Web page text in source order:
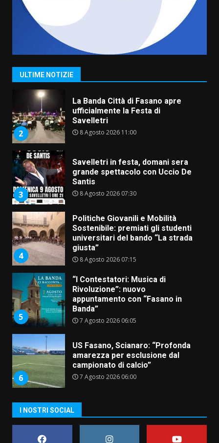
ULTIME NOTIZIE
6 Agosto 2026 18:13
1
Serie D, l’Us Fasano non molla e
conferma di voler ricorrere per
2
La Banda Città di Fasano apre
ufficialmente la Festa di
Savelletri
8 Agosto 2026 11:00
3
Savelletri in festa, domani sera
grande spettacolo con Uccio De
Santis
8 Agosto 2026 07:30
4
Politiche Giovanili e Mobilità
Sostenibile: premiati gli studenti
universitari del bando “La strada
giusta”
8 Agosto 2026 07:15
5
“I Contestatori: Musica di
Rivoluzione”: nuovo
appuntamento con “Fasano in
Banda”
7 Agosto 2026 06:05
6
US Fasano, Scianaro: “Profonda
amarezza per esclusione dal
campionato di calcio”
7 Agosto 2026 06:00
Fasanese ferito a colpi di arma
I NOSTRI SOCIAL